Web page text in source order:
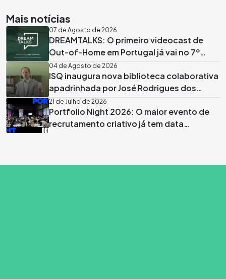
Mais notícias
07 de Agosto de 2026
DREAMTALKS: O primeiro videocast de
Out-of-Home em Portugal já vai no 7º
episódio
04 de Agosto de 2026
ISQ inaugura nova biblioteca colaborativa
apadrinhada por José Rodrigues dos
Santos
21 de Julho de 2026
Portfolio Night 2026: O maior evento de
recrutamento criativo já tem data